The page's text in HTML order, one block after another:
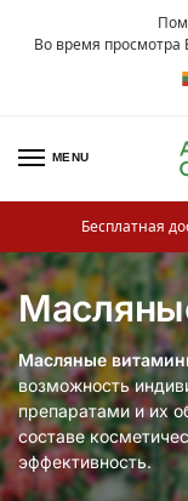
Во время
MENU
Бесплатная
Масляные
возможность
препаратами и их
составе
эффективность.